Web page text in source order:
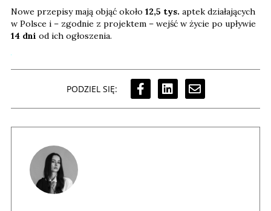
Nowe przepisy mają objąć około 12,5 tys. aptek działających
w Polsce i – zgodnie z projektem – wejść w życie po upływie
14 dni od ich ogłoszenia.
PODZIEL SIĘ: